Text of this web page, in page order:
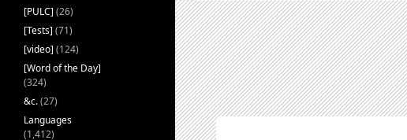
[PULC] (26)
[Tests] (71)
[video] (124)
[Word of the Day]
(324)
&c.(27)
Languages
(1,412)